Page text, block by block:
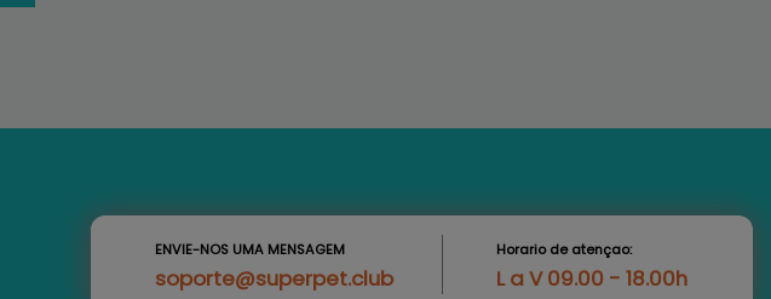
ENVIE-NOS UMA MENSAGEM
soporte@superpet.club
Horario de atençao:
L a V 09.00 - 18.00h